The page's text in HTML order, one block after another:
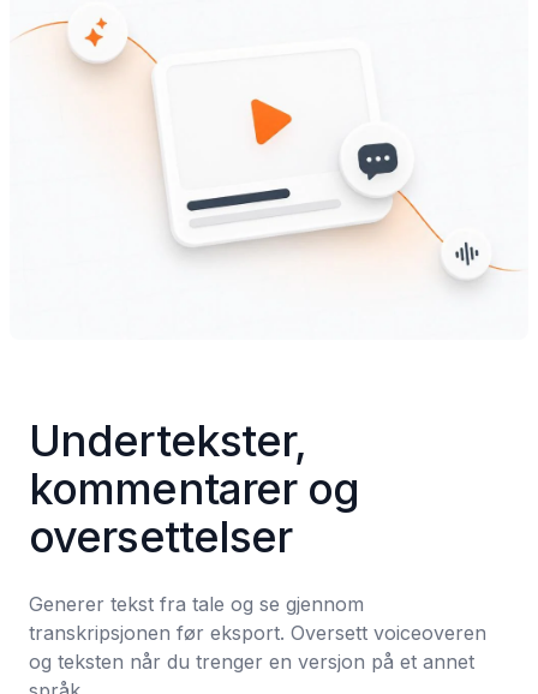
Undertekster,
kommentarer og
oversettelser
Generer tekst fra tale og se gjennom
transkripsjonen før eksport. Oversett voiceoveren
og teksten når du trenger en versjon på et annet